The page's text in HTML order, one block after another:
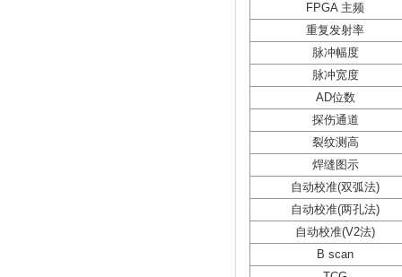
FPGA 主频
重复发射率
脉冲幅度
脉冲宽度
AD位数
探伤通道
裂纹测高
焊缝图示
自动校准(双弧法)
自动校准(两孔法)
自动校准(V2法)
B scan